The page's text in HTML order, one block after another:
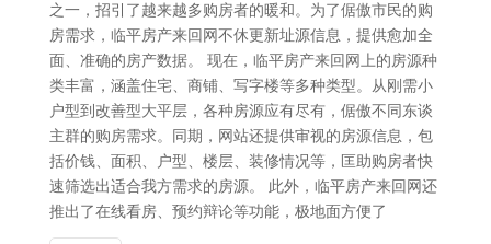
之一，招引了越来越多购房者的暖和。为了倨傲市民的购
房需求，临平房产来回网不休更新址源信息，提供愈加全
面、准确的房产数据。 现在，临平房产来回网上的房源种
类丰富，涵盖住宅、商铺、写字楼等多种类型。从刚需小
户型到改善型大平层，各种房源应有尽有，倨傲不同东谈
主群的购房需求。同期，网站还提供审视的房源信息，包
括价钱、面积、户型、楼层、装修情况等，匡助购房者快
速筛选出适合我方需求的房源。 此外，临平房产来回网还
推出了在线看房、预约辩论等功能，极地面方便了